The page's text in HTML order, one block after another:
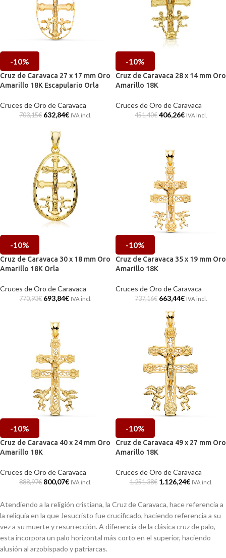
-10%
Cruz de Caravaca 27 x 17 mm Oro
Amarillo 18K Escapulario Orla
Cruces de Oro de Caravaca
703,15€ 632,84€ IVA incl.
-10%
Cruz de Caravaca 28 x 14 mm Oro
Amarillo 18K
Cruces de Oro de Caravaca
451,40€ 406,26€ IVA incl.
-10%
Cruz de Caravaca 30 x 18 mm Oro
Amarillo 18K Orla
Cruces de Oro de Caravaca
770,93€ 693,84€ IVA incl.
-10%
Cruz de Caravaca 35 x 19 mm Oro
Amarillo 18K
Cruces de Oro de Caravaca
737,16€ 663,44€ IVA incl.
-10%
Cruz de Caravaca 40 x 24 mm Oro
Amarillo 18K
Cruces de Oro de Caravaca
888,97€ 800,07€ IVA incl.
-10%
Cruz de Caravaca 49 x 27 mm Oro
Amarillo 18K
Cruces de Oro de Caravaca
1.251,38€ 1.126,24€ IVA incl.
Atendiendo a la religión cristiana, la Cruz de Caravaca, hace referencia a
la reliquia en la que Jesucristo fue crucificado, haciendo referencia a su
vez a su muerte y resurrección. A diferencia de la clásica cruz de palo,
esta incorpora un palo horizontal más corto en el superior, haciendo
alusión al arzobispado y patriarcas.